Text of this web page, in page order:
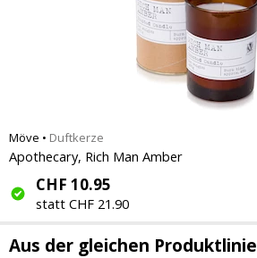
Möve • Duftkerze
Apothecary, Rich Man Amber
CHF 10.95
statt CHF 21.90
Aus der gleichen Produktlinie